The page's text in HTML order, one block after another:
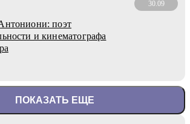
30.09
поэт
и кинематографа
ПОКАЗАТЬ ЕЩЕ